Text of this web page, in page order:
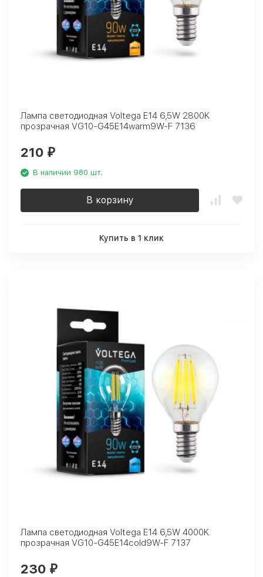
Лампа светодиодная Voltega E14 6,5W 2800K
прозрачная VG10-G45E14warm9W-F 7136
210 ₽
В наличии 980 шт.
В корзину
Купить в 1 клик
Лампа светодиодная Voltega E14 6,5W 4000K
прозрачная VG10-G45E14cold9W-F 7137
230 ₽